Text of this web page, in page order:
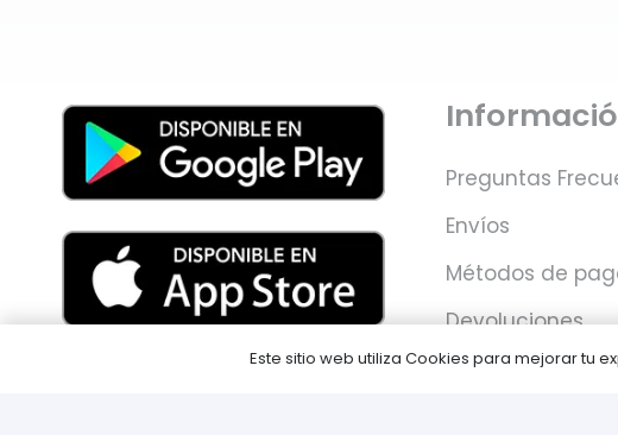
Preguntas
Envíos
Métodos de
Devoluciones
Este sitio web utiliza Cookies para mejorar tu